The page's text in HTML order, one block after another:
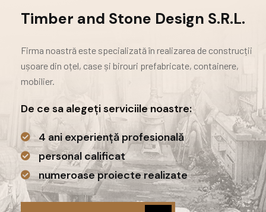
Timber and Stone Design S.R.L.
Firma noastră este specializată în realizarea de construcții
ușoare din oțel, case și birouri prefabricate, containere,
mobilier.
De ce sa alegeți serviciile noastre:
4 ani experiență profesională
personal calificat
numeroase proiecte realizate